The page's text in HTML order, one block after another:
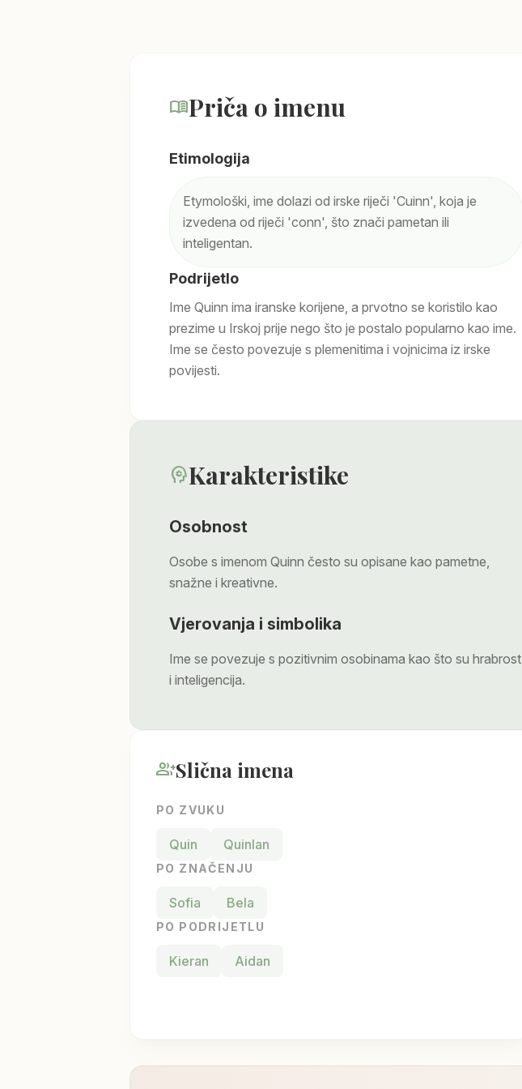
menu_bookPriča o imenu
Etimologija
Etymološki, ime dolazi od irske riječi 'Cuinn', koja je
izvedena od riječi 'conn', što znači pametan ili
inteligentan.
Podrijetlo
Ime Quinn ima iranske korijene, a prvotno se koristilo kao
prezime u Irskoj prije nego što je postalo popularno kao ime.
Ime se često povezuje s plemenitima i vojnicima iz irske
povijesti.
psychologyKarakteristike
Osobnost
Osobe s imenom Quinn često su opisane kao pametne,
snažne i kreativne.
Vjerovanja i simbolika
Ime se povezuje s pozitivnim osobinama kao što su hrabrost
i inteligencija.
group_addSlična imena
PO ZVUKU
Quin Quinlan
PO ZNAČENJU
Sofia Bela
PO PODRIJETLU
Kieran Aidan